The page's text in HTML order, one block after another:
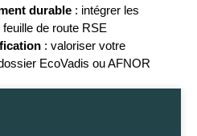
durable : intégrer les
de route RSE
: valoriser votre
EcoVadis ou AFNOR